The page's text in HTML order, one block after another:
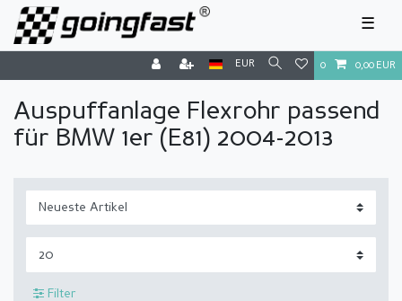
☰
EUR 0 0,00 EUR
Auspuffanlage Flexrohr passend
für BMW 1er (E81) 2004-2013
Filter